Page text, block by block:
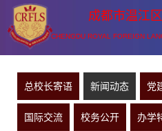
成都市温江
CHENGDU ROYAL FOREIGN
总校长寄语 新闻动态 党
国际交流 校务公开 办学